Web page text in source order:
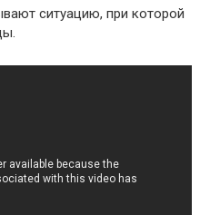
ситуацию, при которой